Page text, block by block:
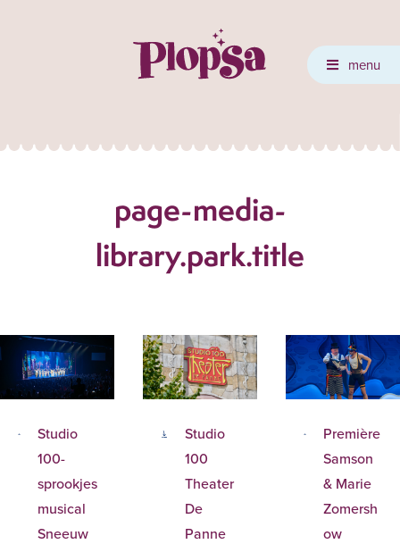
menu
page-media-
library.park.title
Studio
100-
sprookjes
musical
Sneeuw
Studio
100
Theater
De
Panne
Première
Samson
& Marie
Zomersh
ow